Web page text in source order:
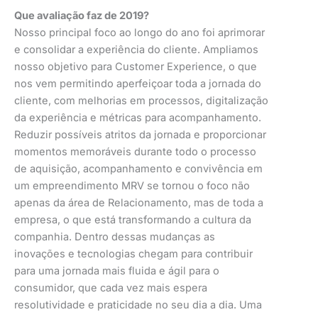
Que avaliação faz de 2019?
Nosso principal foco ao longo do ano foi aprimorar
e consolidar a experiência do cliente. Ampliamos
nosso objetivo para Customer Experience, o que
nos vem permitindo aperfeiçoar toda a jornada do
cliente, com melhorias em processos, digitalização
da experiência e métricas para acompanhamento.
Reduzir possíveis atritos da jornada e proporcionar
momentos memoráveis durante todo o processo
de aquisição, acompanhamento e convivência em
um empreendimento MRV se tornou o foco não
apenas da área de Relacionamento, mas de toda a
empresa, o que está transformando a cultura da
companhia. Dentro dessas mudanças as
inovações e tecnologias chegam para contribuir
para uma jornada mais fluida e ágil para o
consumidor, que cada vez mais espera
resolutividade e praticidade no seu dia a dia. Uma